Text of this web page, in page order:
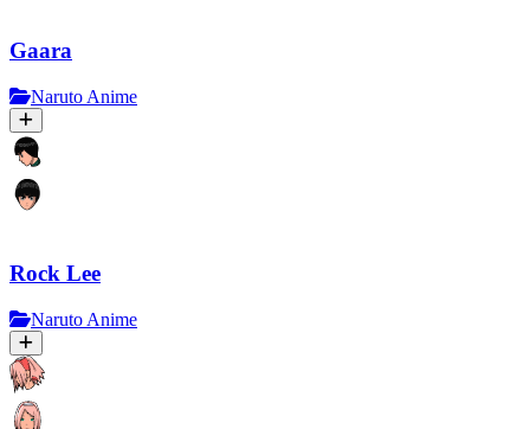
Gaara
Naruto Anime
Rock Lee
Naruto Anime